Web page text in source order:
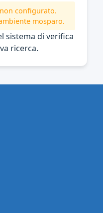
configurato.
mosparo.
sistema di verifica
ricerca.